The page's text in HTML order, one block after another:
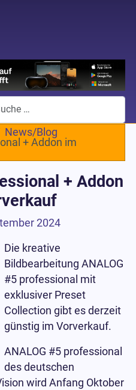
News/Blog
+ Addon im
+ Addon
2024
Die kreative
Bildbearbeitung ANALOG
#5 professional mit
exklusiver Preset
Collection gibt es derzeit
günstig im Vorverkauf.
ANALOG #5 professional
des deutschen
wird Anfang Oktober